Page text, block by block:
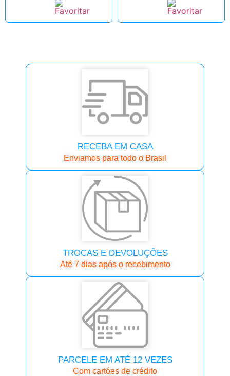
RECEBA EM CASA
Enviamos para todo o Brasil
TROCAS E DEVOLUÇÕES
Até 7 dias após o recebimento
PARCELE EM ATÉ 12 VEZES
Com cartóes de crédito